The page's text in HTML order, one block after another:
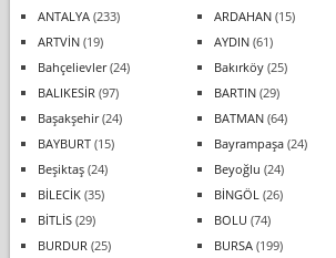
ANTALYA(233) ARDAHAN(15)
ARTVİN(19) AYDIN(61)
Bahçelievler(24) Bakırköy(25)
BALIKESİR (97) BARTIN(29)
Başakşehir(24) BATMAN(64)
BAYBURT(15) Bayrampaşa(24)
Beşiktaş(24) Beyoğlu (24)
BİLECİK(35) BİNGÖL (26)
BİTLİS(29) BOLU (74)
BURDUR (25) BURSA(199)